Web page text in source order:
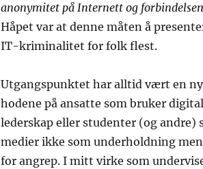
anonymitet på Internett og
Håpet var at denne måten å
IT-kriminalitet for folk flest.
Utgangspunktet har alltid vært en
hodene på ansatte som bruker
lederskap eller studenter (og
medier ikke som underholdning
for angrep. I mitt virke som